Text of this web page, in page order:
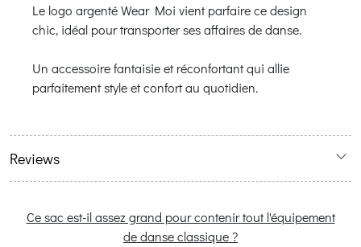
Le logo argenté Wear Moi vient parfaire ce design
chic, idéal pour transporter ses affaires de danse.
Un accessoire fantaisie et réconfortant qui allie
parfaitement style et confort au quotidien.
Reviews
Ce sac est-il assez grand pour contenir tout l'équipement
de danse classique ?